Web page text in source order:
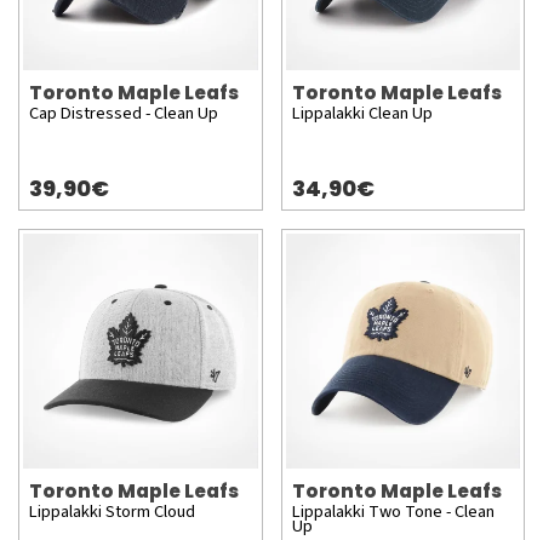
Toronto Maple Leafs
Cap Distressed - Clean Up
39,90€
Toronto Maple Leafs
Lippalakki Clean Up
34,90€
Toronto Maple Leafs
Lippalakki Storm Cloud
Toronto Maple Leafs
Lippalakki Two Tone - Clean
Up